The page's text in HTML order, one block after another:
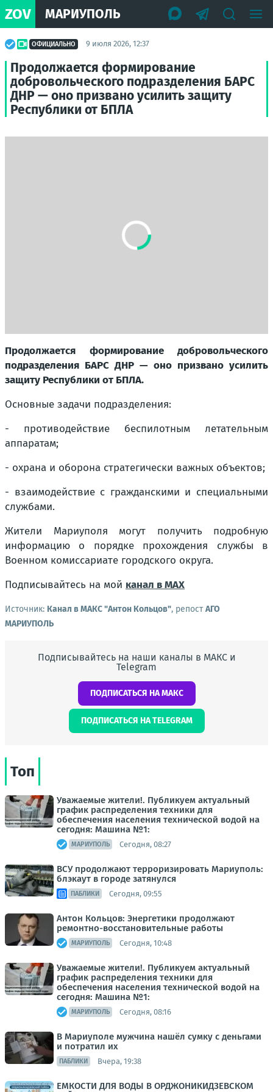
ZOV МАРИУПОЛЬ
ОФИЦИАЛЬНО 9 июля 2026, 12:37
Продолжается формирование
добровольческого подразделения БАРС
ДНР — оно призвано усилить защиту
Республики от БПЛА
Продолжается формирование добровольческого
подразделения БАРС ДНР — оно призвано усилить
защиту Республики от БПЛА.
Основные задачи подразделения:
- противодействие беспилотным летательным
аппаратам;
- охрана и оборона стратегически важных объектов;
- взаимодействие с гражданскими и специальными
службами.
Жители Мариуполя могут получить подробную
информацию о порядке прохождения службы в
Военном комиссариате городского округа.
Подписывайтесь на мой канал в МАХ
Источник: Канал в МАКС "Антон Кольцов", репостАГО
МАРИУПОЛЬ
Подписывайтесь на наши каналы в МАКС и
Telegram
ПОДПИСАТЬСЯ НА МАКС
ПОДПИСАТЬСЯ НА TELEGRAM
Топ
Уважаемые жители!. Публикуем актуальный
график распределения техники для
обеспечения населения технической водой на
сегодня: Машина №1:
МАРИУПОЛЬ Сегодня, 08:27
ВСУ продолжают терроризировать Мариуполь:
блэкаут в городе затянулся
ПАБЛИКИ Сегодня, 09:55
Антон Кольцов: Энергетики продолжают
ремонтно-восстановительные работы
МАРИУПОЛЬ Сегодня, 10:48
Уважаемые жители!. Публикуем актуальный
график распределения техники для
обеспечения населения технической водой на
сегодня: Машина №1:
МАРИУПОЛЬ Сегодня, 08:16
В Мариуполе мужчина нашёл сумку с деньгами
и потратил их
ПАБЛИКИ Вчера, 19:38
ЕМКОСТИ ДЛЯ ВОДЫ В ОРДЖОНИКИДЗЕВСКОМ